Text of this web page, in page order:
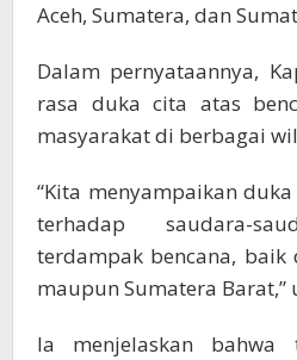
Aceh, Sumatera, dan
Dalam pernyataannya,
rasa duka cita atas
masyarakat di berbagai
“Kita menyampaikan
terhadap saudara-
terdampak bencana, baik
maupun Sumatera Barat,”
Ia menjelaskan bahwa